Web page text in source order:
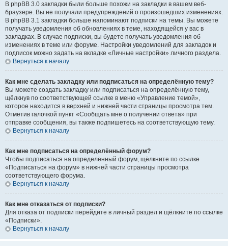
В phpBB 3.0 закладки были больше похожи на закладки в вашем веб-
браузере. Вы не получали предупреждений о произошедших изменениях.
В phpBB 3.1 закладки больше напоминают подписки на темы. Вы можете
получать уведомления об обновлениях в теме, находящейся у вас в
закладках. В случае подписки, вы будете получать уведомления об
изменениях в теме или форуме. Настройки уведомлений для закладок и
подписок можно задать на вкладке «Личные настройки» личного раздела.
Вернуться к началу
Как мне сделать закладку или подписаться на определённую тему?
Вы можете создать закладку или подписаться на определённую тему,
щёлкнув по соответствующей ссылке в меню «Управление темой»,
которое находится в верхней и нижней части страницы просмотра тем.
Отметив галочкой пункт «Сообщать мне о получении ответа» при
отправке сообщения, вы также подпишетесь на соответствующую тему.
Вернуться к началу
Как мне подписаться на определённый форум?
Чтобы подписаться на определённый форум, щёлкните по ссылке
«Подписаться на форум» в нижней части страницы просмотра
соответствующего форума.
Вернуться к началу
Как мне отказаться от подписки?
Для отказа от подписки перейдите в личный раздел и щёлкните по ссылке
«Подписки».
Вернуться к началу